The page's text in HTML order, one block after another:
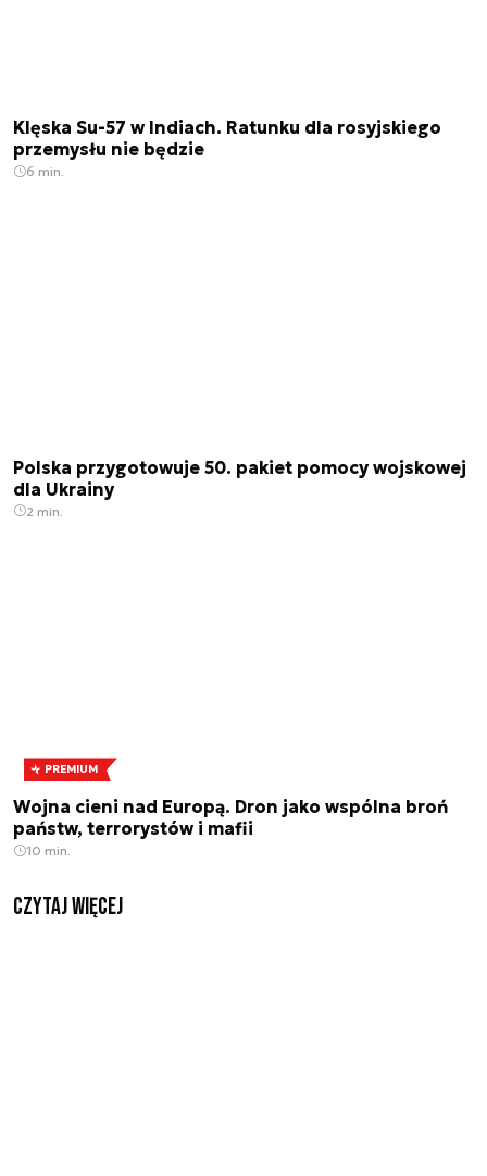
Klęska Su-57 w Indiach. Ratunku dla rosyjskiego
przemysłu nie będzie
6 min.
Polska przygotowuje 50. pakiet pomocy wojskowej
dla Ukrainy
2 min.
PREMIUM
Wojna cieni nad Europą. Dron jako wspólna broń
państw, terrorystów i mafii
10 min.
czytaj więcej